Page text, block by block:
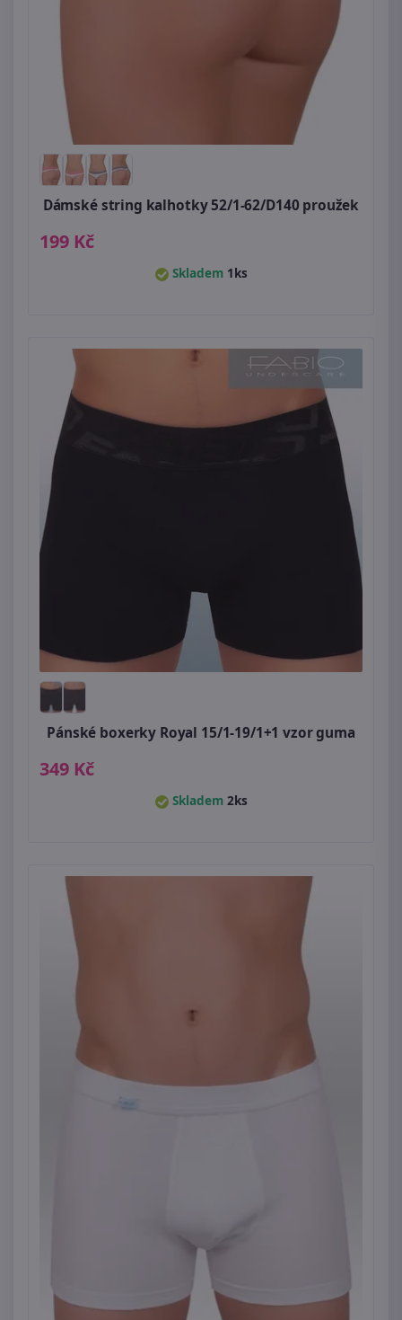
Dámské string kalhotky 52/1-62/D140 proužek
199 Kč
Skladem 1ks
Pánské boxerky Royal 15/1-19/1+1 vzor guma
349 Kč
Skladem 2ks